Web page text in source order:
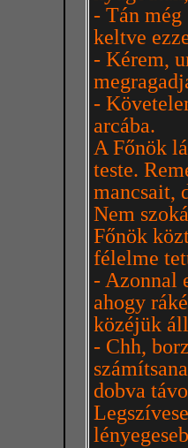
- Tán még
keltve
- Kérem,
-
arcába.
A Főnök
teste.
mancsait,
Nem
Főnök
félelme
- Azonnal
ahogy
közéjük
- Chh,
dobva